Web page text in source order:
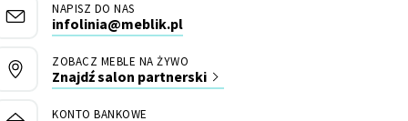
NAPISZ DO NAS
infolinia@meblik.pl
ZOBACZ MEBLE NA ŻYWO
Znajdź salon partnerski
KONTO BANKOWE